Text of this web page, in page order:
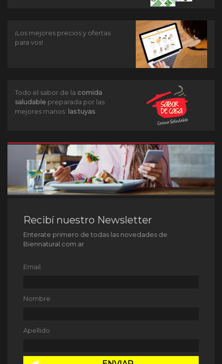
¡Los mejores precios y ofertas
para vos!
Todo el sabor de la comida
saludable preparada por las
mejores manos: las tuyas.
Recibí nuestro Newsletter
Enterate primero de todas las novedades de
Biennatural.com.ar
Email
Nombre
Apellido